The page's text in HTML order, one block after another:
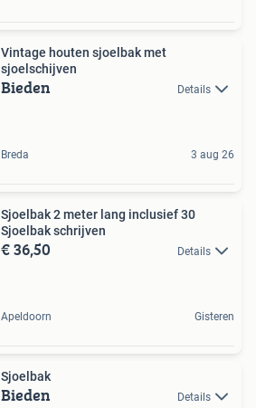
Vintage houten sjoelbak met
sjoelschijven
Bieden Details
Breda 3 aug 26
Sjoelbak 2 meter lang inclusief 30
Sjoelbak schrijven
€ 36,50 Details
Apeldoorn Gisteren
Sjoelbak
Bieden Details